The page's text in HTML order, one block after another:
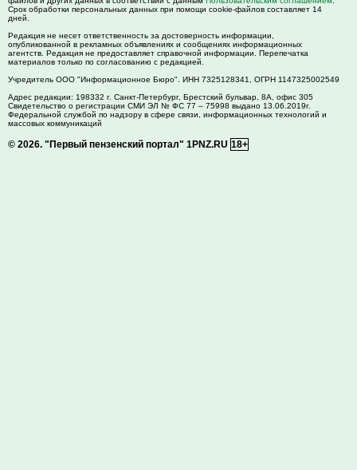
Срок обработки персональных данных при помощи cookie-файлов составляет 14
дней.
Редакция не несет ответственность за достоверность информации,
опубликованной в рекламных объявлениях и сообщениях информационных
агентств. Редакция не предоставляет справочной информации. Перепечатка
материалов только по согласованию с редакцией.
Учредитель ООО "Информационное Бюро". ИНН 7325128341, ОГРН 1147325002549
Адрес редакции: 198332 г. Санкт-Петербург, Брестский бульвар, 8А, офис 305
Свидетельство о регистрации СМИ ЭЛ № ФС 77 – 75998 выдано 13.06.2019г.
Федеральной службой по надзору в сфере связи, информационных технологий и
массовых коммуникаций
© 2026. "Первый пензенский портал" 1PNZ.RU 18+